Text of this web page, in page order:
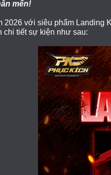
mến!
2026 với siêu phẩm Landing
chi tiết sự kiện như sau: